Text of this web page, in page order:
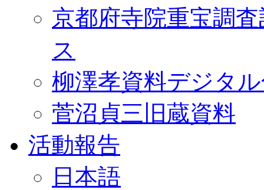
京都府寺院重宝調
ス
柳澤孝資料デジタ
菅沼貞三旧蔵資料
活動報告
日本語